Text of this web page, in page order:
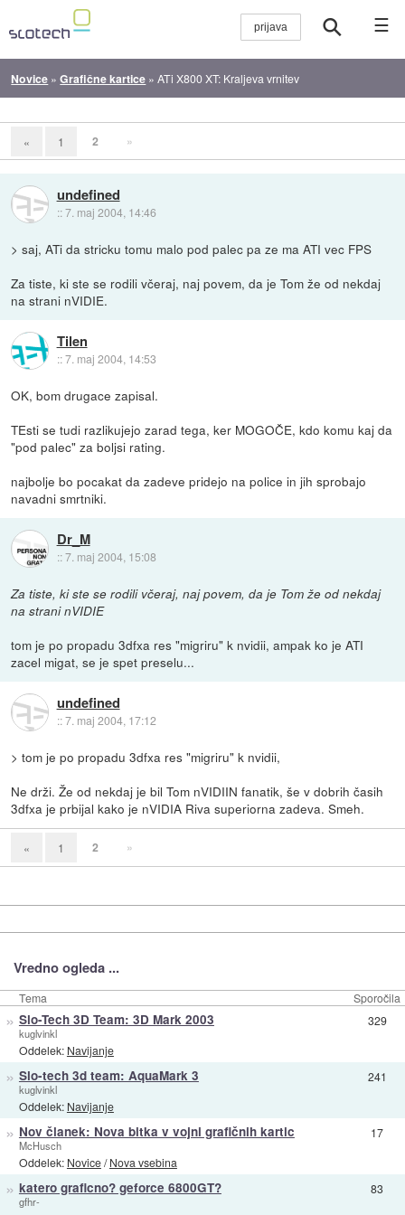
☰
Novice »Grafične kartice »ATi X800 XT: Kraljeva vrnitev
« 1 2 »
undefined
::7. maj 2004, 14:46
> saj, ATi da stricku tomu malo pod palec pa ze ma ATI vec FPS
Za tiste, ki ste se rodili včeraj, naj povem, da je Tom že od nekdaj
na strani nVIDIE.
Tilen
::7. maj 2004, 14:53
OK, bom drugace zapisal.
TEsti se tudi razlikujejo zarad tega, ker MOGOČE, kdo komu kaj da
"pod palec" za boljsi rating.
najbolje bo pocakat da zadeve pridejo na police in jih sprobajo
navadni smrtniki.
Dr_M
::7. maj 2004, 15:08
Za tiste, ki ste se rodili včeraj, naj povem, da je Tom že od nekdaj
na strani nVIDIE
tom je po propadu 3dfxa res "migriru" k nvidii, ampak ko je ATI
zacel migat, se je spet preselu...
undefined
::7. maj 2004, 17:12
> tom je po propadu 3dfxa res "migriru" k nvidii,
Ne drži. Že od nekdaj je bil Tom nVIDIIN fanatik, še v dobrih časih
3dfxa je prbijal kako je nVIDIA Riva superiorna zadeva. Smeh.
« 1 2 »
Vredno ogleda ...
Tema Sporočila
» Slo-Tech 3D Team: 3D Mark 2003
kuglvinkl
Oddelek: Navijanje
329
» Slo-tech 3d team: AquaMark 3
kuglvinkl
Oddelek: Navijanje
241
» Nov članek: Nova bitka v vojni grafičnih kartic
McHusch
Oddelek: Novice/Nova vsebina
17
» katero graficno? geforce 6800GT?
gfhr-
83